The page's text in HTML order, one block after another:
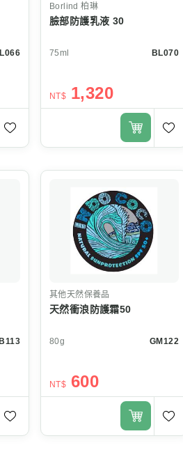
Borlind 柏琳
臉部防護乳液 30
75ml BL070
NT$ 1,320
其他天然保養品
天然衝浪防護霜50
80g GM122
NT$ 600